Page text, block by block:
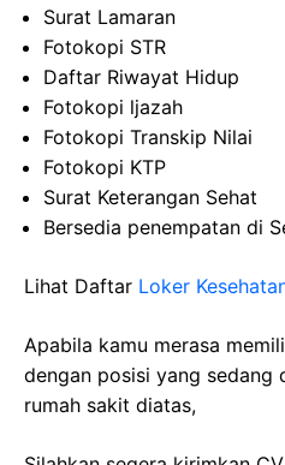
Surat Lamaran
Fotokopi STR
Daftar Riwayat Hidup
Fotokopi ljazah
Fotokopi Transkip Nilai
Fotokopi KTP
Surat Keterangan Sehat
Bersedia penempatan di
Lihat Daftar Loker
Apabila kamu merasa
dengan posisi yang sedang
rumah sakit diatas,